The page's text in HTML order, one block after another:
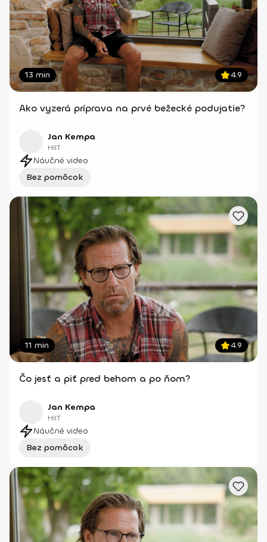
13 min 4.9
Ako vyzerá príprava na prvé bežecké podujatie?
Jan Kempa
HIIT
Náučné video
Bez pomôcok
11 min 4.9
Čo jesť a piť pred behom a po ňom?
Jan Kempa
HIIT
Náučné video
Bez pomôcok